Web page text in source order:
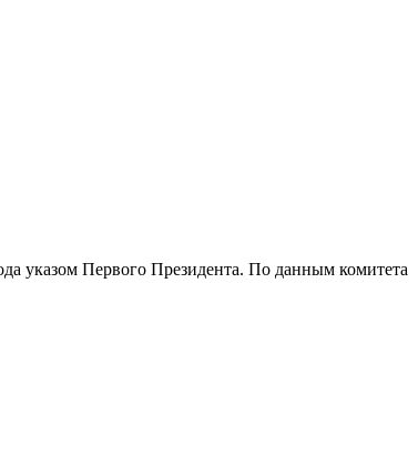
указом Первого Президента. По данным комитета